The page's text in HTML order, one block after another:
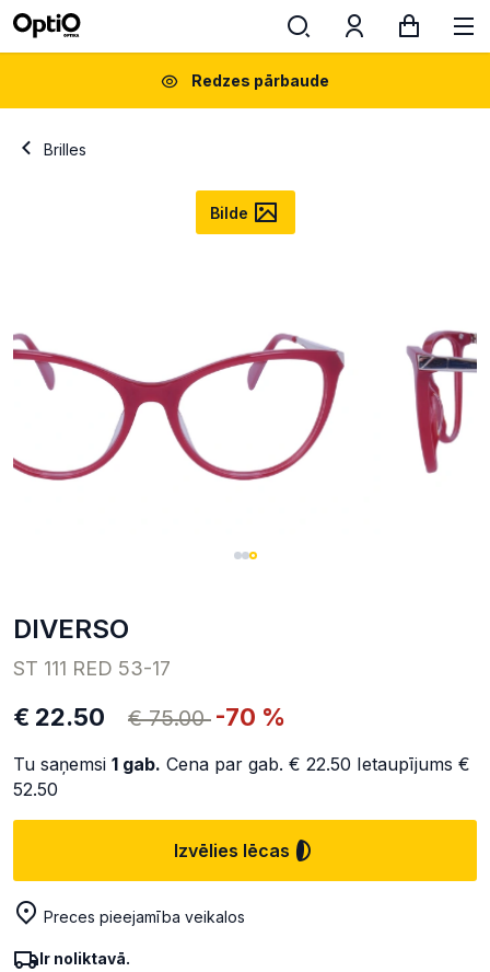
Redzes pārbaude
Brilles
Bilde
DIVERSO
ST 111 RED 53-17
€ 22.50 € 75.00 -70 %
Tu saņemsi 1 gab. Cena par gab. € 22.50 Ietaupījums €
52.50
Izvēlies lēcas
Preces pieejamība veikalos
Ir noliktavā.